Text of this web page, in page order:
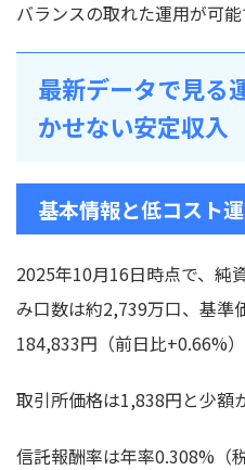
バランスの取れた運用が可能
最新データで見る
かせない安定収入
基本情報と低コスト
2025年10月16日時点で、純
み口数は約2,739万口、基準
184,833円（前日比+0.66%）
取引所価格は1,838円と少額
信託報酬率は年率0.308%（